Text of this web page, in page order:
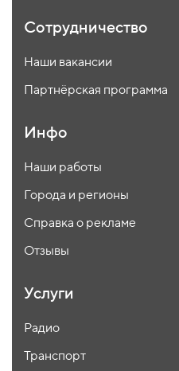
Сотрудничество
Наши вакансии
Партнёрская программа
Инфо
Наши работы
Города и регионы
Справка о рекламе
Отзывы
Услуги
Радио
Транспорт